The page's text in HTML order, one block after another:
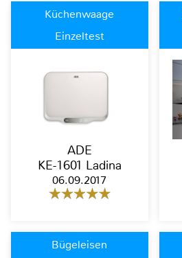
Küchenwaage
Einzeltest
ADE
KE-1601 Ladina
06.09.2017
Bügeleisen